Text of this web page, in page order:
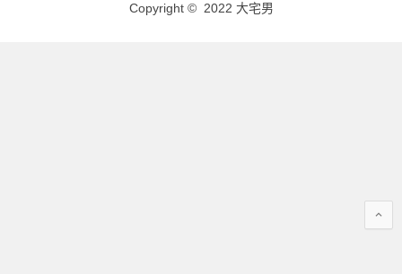
Copyright © 2022 大宅男